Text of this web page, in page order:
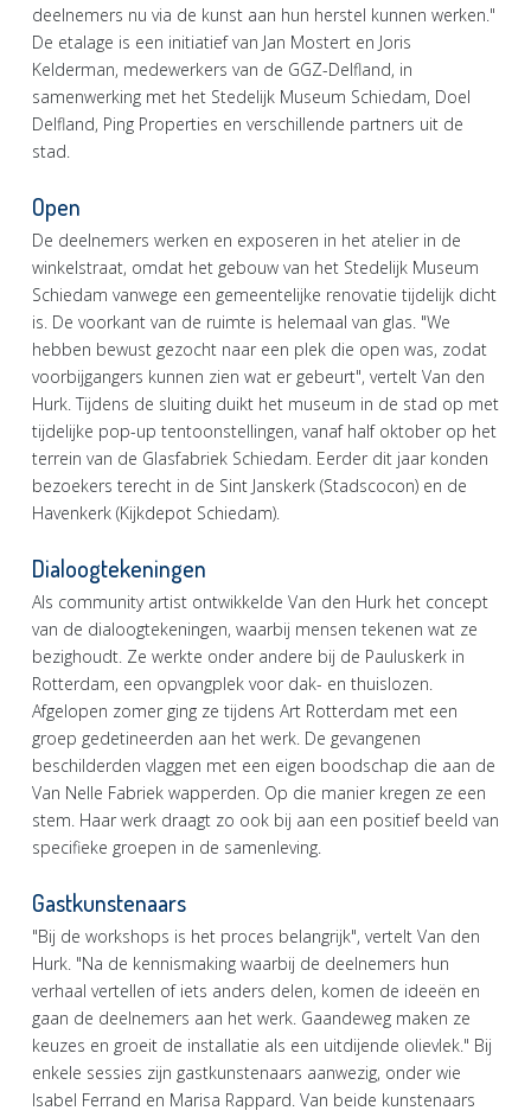
deelnemers nu via de kunst aan hun herstel kunnen werken."
De etalage is een initiatief van Jan Mostert en Joris
Kelderman, medewerkers van de GGZ-Delfland, in
samenwerking met het Stedelijk Museum Schiedam, Doel
Delfland, Ping Properties en verschillende partners uit de
stad.
Open
De deelnemers werken en exposeren in het atelier in de
winkelstraat, omdat het gebouw van het Stedelijk Museum
Schiedam vanwege een gemeentelijke renovatie tijdelijk dicht
is. De voorkant van de ruimte is helemaal van glas. "We
hebben bewust gezocht naar een plek die open was, zodat
voorbijgangers kunnen zien wat er gebeurt", vertelt Van den
Hurk. Tijdens de sluiting duikt het museum in de stad op met
tijdelijke pop-up tentoonstellingen, vanaf half oktober op het
terrein van de Glasfabriek Schiedam. Eerder dit jaar konden
bezoekers terecht in de Sint Janskerk (Stadscocon) en de
Havenkerk (Kijkdepot Schiedam).
Dialoogtekeningen
Als community artist ontwikkelde Van den Hurk het concept
van de dialoogtekeningen, waarbij mensen tekenen wat ze
bezighoudt. Ze werkte onder andere bij de Pauluskerk in
Rotterdam, een opvangplek voor dak- en thuislozen.
Afgelopen zomer ging ze tijdens Art Rotterdam met een
groep gedetineerden aan het werk. De gevangenen
beschilderden vlaggen met een eigen boodschap die aan de
Van Nelle Fabriek wapperden. Op die manier kregen ze een
stem. Haar werk draagt zo ook bij aan een positief beeld van
specifieke groepen in de samenleving.
Gastkunstenaars
"Bij de workshops is het proces belangrijk", vertelt Van den
Hurk. "Na de kennismaking waarbij de deelnemers hun
verhaal vertellen of iets anders delen, komen de ideeën en
gaan de deelnemers aan het werk. Gaandeweg maken ze
keuzes en groeit de installatie als een uitdijende olievlek." Bij
enkele sessies zijn gastkunstenaars aanwezig, onder wie
Isabel Ferrand en Marisa Rappard. Van beide kunstenaars